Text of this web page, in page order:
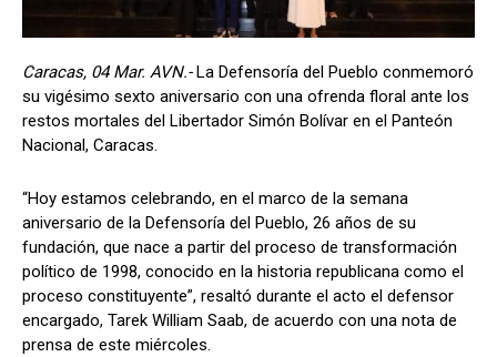
Caracas, 04 Mar. AVN.-La Defensoría del Pueblo conmemoró
su vigésimo sexto aniversario con una ofrenda floral ante los
restos mortales del Libertador Simón Bolívar en el Panteón
Nacional, Caracas.
“Hoy estamos celebrando, en el marco de la semana
aniversario de la Defensoría del Pueblo, 26 años de su
fundación, que nace a partir del proceso de transformación
político de 1998, conocido en la historia republicana como el
proceso constituyente”, resaltó durante el acto el defensor
encargado, Tarek William Saab, de acuerdo con una nota de
prensa de este miércoles.